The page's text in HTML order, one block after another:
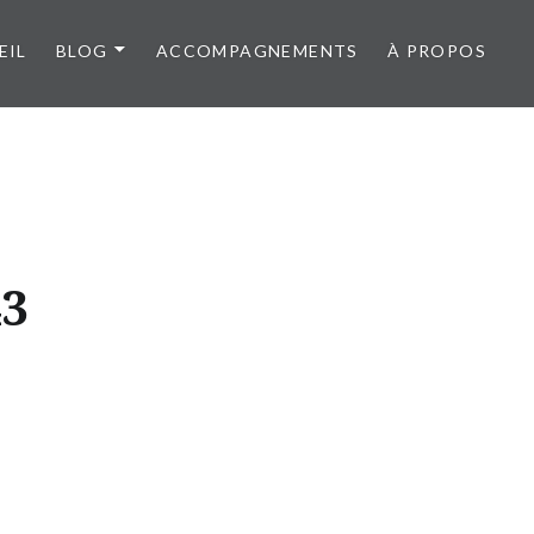
BLOG ACCOMPAGNEMENTS À PROPOS